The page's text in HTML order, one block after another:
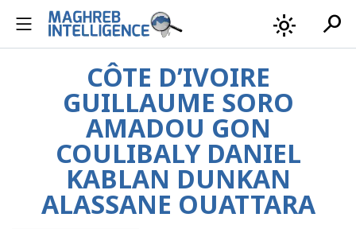
light_mode search
CÔTE D’IVOIRE
GUILLAUME SORO
AMADOU GON
COULIBALY DANIEL
KABLAN DUNKAN
ALASSANE OUATTARA